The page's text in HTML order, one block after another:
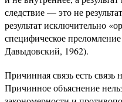
следствие — это не
результат исключительно
специфическое
Давыдовский, 1962).
Причинная связь есть связь
Причинное объяснение